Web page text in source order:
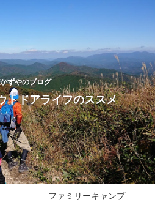
ずやのブログ
トドアライフのススメ
ファミリーキャンプ